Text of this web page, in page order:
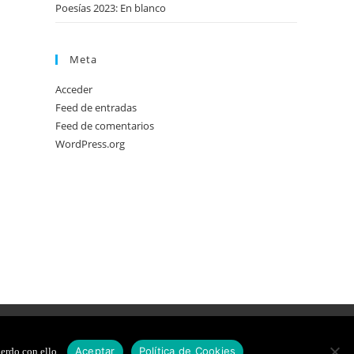
Poesías 2023: En blanco
Meta
Acceder
Feed de entradas
Feed de comentarios
WordPress.org
COOKIES DISEÑO WEB
con ello. Aceptar Política de Cookies